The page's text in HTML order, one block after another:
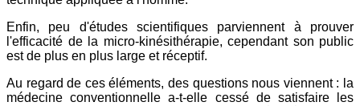
Enfin, peu d'études scientifiques parviennent à prouver
l'efficacité de la micro-kinésithérapie, cependant son public
est de plus en plus large et réceptif.
Au regard de ces éléments, des questions nous viennent : la
médecine conventionnelle a-t-elle cessé de satisfaire les